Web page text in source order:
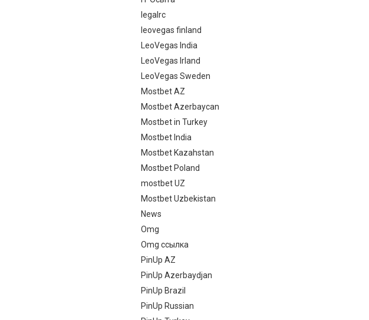
legalrc
leovegas finland
LeoVegas India
LeoVegas Irland
LeoVegas Sweden
Mostbet AZ
Mostbet Azerbaycan
Mostbet in Turkey
Mostbet India
Mostbet Kazahstan
Mostbet Poland
mostbet UZ
Mostbet Uzbekistan
News
Omg
Omg ссылка
PinUp AZ
PinUp Azerbaydjan
PinUp Brazil
PinUp Russian